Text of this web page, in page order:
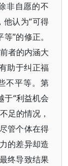
非自愿的不
他认为“可得
”的修正。
者的内涵大
助于纠正福
不平等。第
于“利益机会
足的情况，
管个体在得
的差异却造
终导致结果